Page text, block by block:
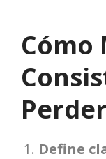
Cómo
Define